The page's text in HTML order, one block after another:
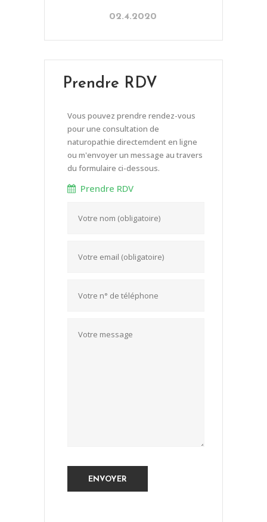
02.4.2020
Prendre RDV
Vous pouvez prendre rendez-vous
pour une consultation de
naturopathie directemdent en ligne
ou m'envoyer un message au travers
du formulaire ci-dessous.
Prendre RDV